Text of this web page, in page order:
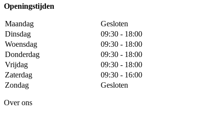
Openingstijden
Maandag
Gesloten
Dinsdag
09:30 - 18:00
Woensdag
09:30 - 18:00
Donderdag
09:30 - 18:00
Vrijdag
09:30 - 18:00
Zaterdag
09:30 - 16:00
Zondag
Gesloten
Over ons